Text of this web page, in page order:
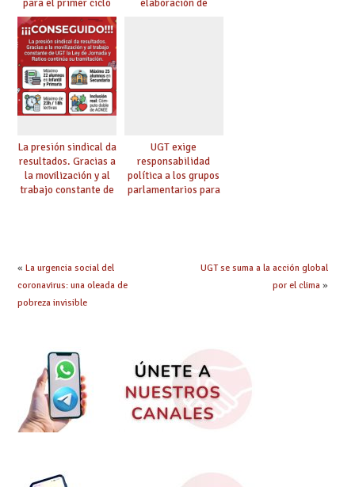
de Infantil y pide
extender la misma
ambición al resto de
etapas
La presión sindical da
resultados. Gracias a
la movilización y al
trabajo constante de
UGT exige
responsabilidad
política a los grupos
parlamentarios para
« La urgencia social del
coronavirus: una oleada de
pobreza invisible
UGT se suma a la acción global
por el clima»